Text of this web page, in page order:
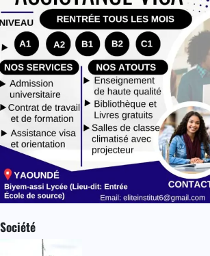
Société